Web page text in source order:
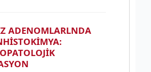
ADENOMLARLNDA